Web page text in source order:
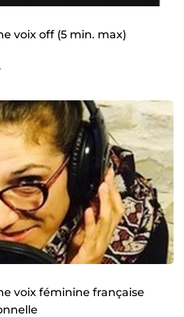
voix off (5 min. max)
voix féminine française